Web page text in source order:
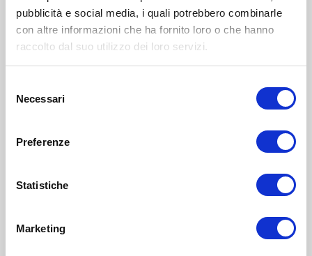
pubblicità e social media, i quali potrebbero combinarle
con altre informazioni che ha fornito loro o che hanno
raccolto dal suo utilizzo dei loro servizi.
delNecessari
Preferenze
Statistiche
Marketing